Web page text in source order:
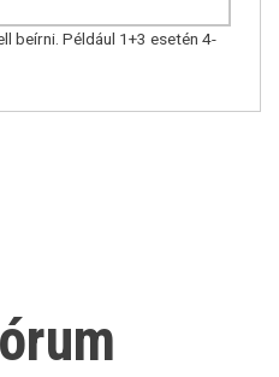
beírni. Például 1+3 esetén 4-